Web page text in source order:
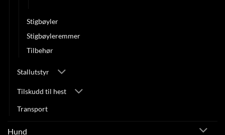
Stigbøyler
Stigbøyleremmer
Tilbehør
Stallutstyr
Tilskudd til hest
Transport
Hund